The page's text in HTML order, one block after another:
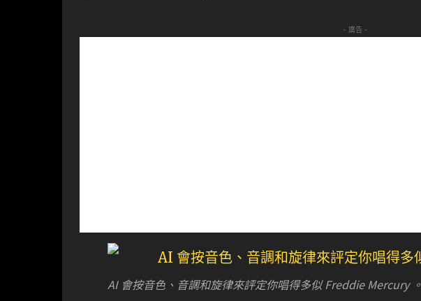
- 廣告 -
AI 會按音色、音調和旋律來評定你唱得多似 Freddie Mercury 。